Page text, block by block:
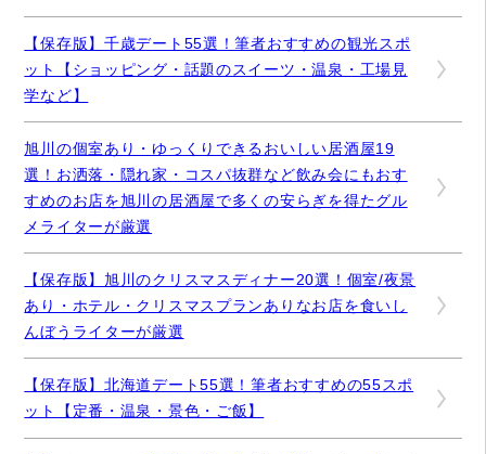
【保存版】千歳デート55選！筆者おすすめの観光スポ
ット【ショッピング・話題のスイーツ・温泉・工場見
学など】
旭川の個室あり・ゆっくりできるおいしい居酒屋19
選！お洒落・隠れ家・コスパ抜群など飲み会にもおす
すめのお店を旭川の居酒屋で多くの安らぎを得たグル
メライターが厳選
【保存版】旭川のクリスマスディナー20選！個室/夜景
あり・ホテル・クリスマスプランありなお店を食いし
んぼうライターが厳選
【保存版】北海道デート55選！筆者おすすめの55スポ
ット【定番・温泉・景色・ご飯】